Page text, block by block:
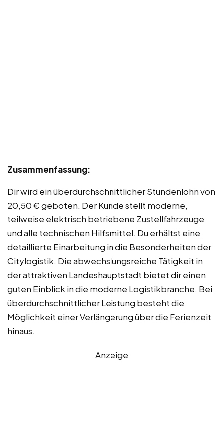
Zusammenfassung:
Dir wird ein überdurchschnittlicher Stundenlohn von
20,50 € geboten. Der Kunde stellt moderne,
teilweise elektrisch betriebene Zustellfahrzeuge
und alle technischen Hilfsmittel. Du erhältst eine
detaillierte Einarbeitung in die Besonderheiten der
Citylogistik. Die abwechslungsreiche Tätigkeit in
der attraktiven Landeshauptstadt bietet dir einen
guten Einblick in die moderne Logistikbranche. Bei
überdurchschnittlicher Leistung besteht die
Möglichkeit einer Verlängerung über die Ferienzeit
hinaus.
Anzeige